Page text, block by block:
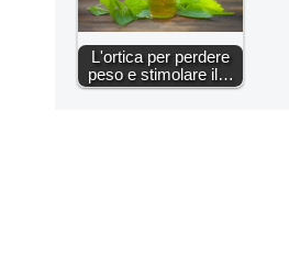
L'ortica per perdere
peso e stimolare il…